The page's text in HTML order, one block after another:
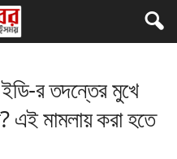
র তদন্তের মুখে
এই মামলায় করা হতে